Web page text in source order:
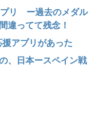
リ ー過去のメダル
違ってて残念！
アプリがあった
、日本ースペイン戦